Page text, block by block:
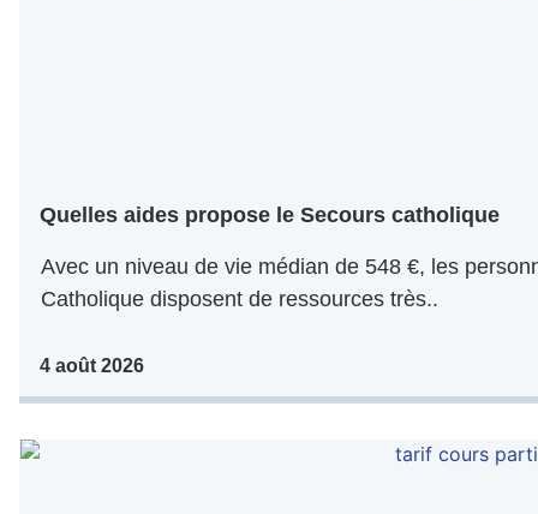
Quelles aides propose le Secours catholique
Avec un niveau de vie médian de 548 €, les
Catholique disposent de ressources très..
4 août 2026